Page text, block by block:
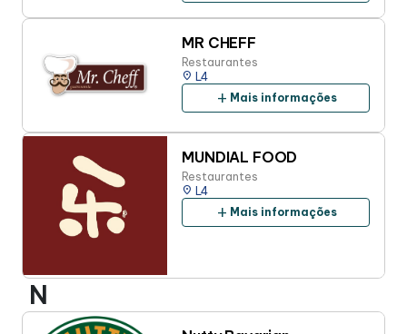
MR CHEFF
Restaurantes
place L4
add Mais informações
MUNDIAL FOOD
Restaurantes
place L4
add Mais informações
N